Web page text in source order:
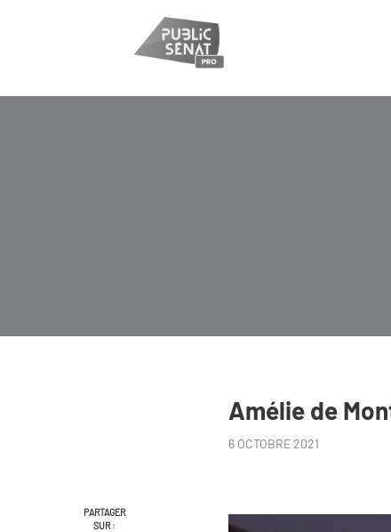
Amélie de
6 OCTOBRE 2021
PARTAGER
SUR :